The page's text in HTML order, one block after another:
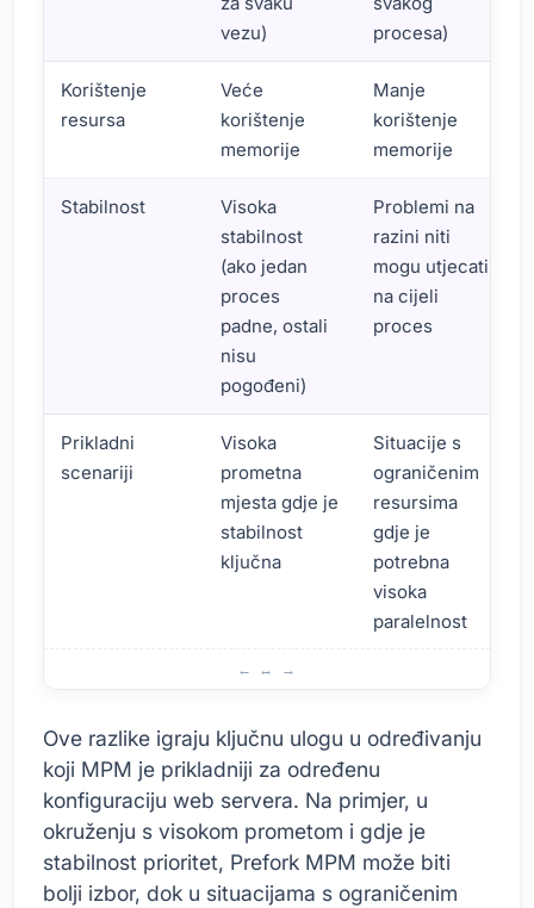
vezu)
procesa)
Korištenje
resursa
Veće
korištenje
memorije
Manje
korištenje
memorije
Stabilnost
Visoka
stabilnost
(ako jedan
proces
padne, ostali
nisu
pogođeni)
Problemi na
razini niti
mogu utjecati
na cijeli
proces
Prikladni
scenariji
Visoka
prometna
mjesta gdje je
stabilnost
ključna
Situacije s
ograničenim
resursima
gdje je
potrebna
visoka
paralelnost
Ove razlike igraju ključnu ulogu u određivanju
koji MPM je prikladniji za određenu
konfiguraciju web servera. Na primjer, u
okruženju s visokom prometom i gdje je
stabilnost prioritet, Prefork MPM može biti
bolji izbor, dok u situacijama s ograničenim